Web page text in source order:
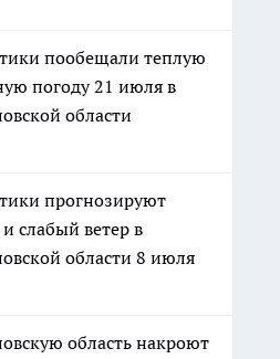
пообещали теплую
погоду 21 июля в
области
прогнозируют
слабый ветер в
области 8 июля
область накроют